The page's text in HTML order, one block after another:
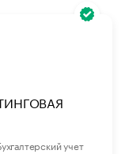
учет